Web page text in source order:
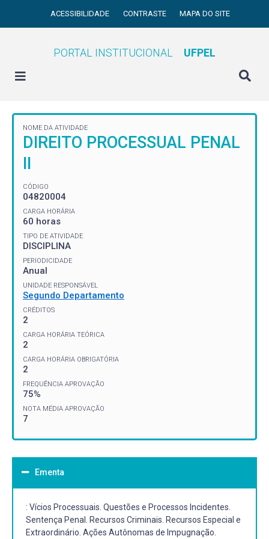
ACESSIBILIDADE CONTRASTE MAPA DO SITE
PORTAL INSTITUCIONAL UFPEL
NOME DA ATIVIDADE
DIREITO PROCESSUAL PENAL
II
CÓDIGO
04820004
CARGA HORÁRIA
60 horas
TIPO DE ATIVIDADE
DISCIPLINA
PERIODICIDADE
Anual
UNIDADE RESPONSÁVEL
Segundo Departamento
CRÉDITOS
2
CARGA HORÁRIA TEÓRICA
2
CARGA HORÁRIA OBRIGATÓRIA
2
FREQUÊNCIA APROVAÇÃO
75%
NOTA MÉDIA APROVAÇÃO
7
Ementa
: Vícios Processuais. Questões e Processos Incidentes.
Sentença Penal. Recursos Criminais. Recursos Especial e
Extraordinário. Ações Autônomas de Impugnação.